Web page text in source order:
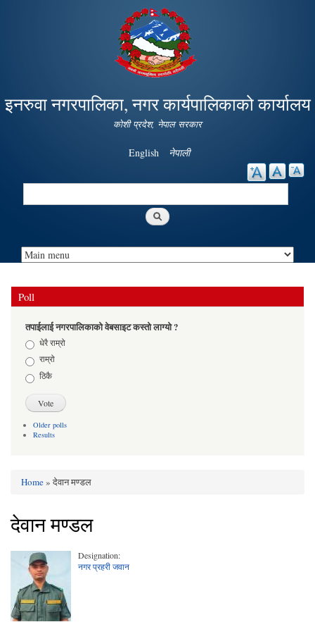
Skip to
main
content
इनरुवा नगरपालिका, नगर कार्यपालिकाको कार्यालय
कोशी प्रदेश, नेपाल सरकार
English नेपाली
Search
Poll
तपाईलाई नगरपालिकाको वेबसाइट कस्तो लाग्यो ?
Choicesधेरै राम्रो
राम्रो
ठिकै
Older polls
Results
Home» देवान मण्डल
देवान मण्डल
Designation:
नगर प्रहरी जवान